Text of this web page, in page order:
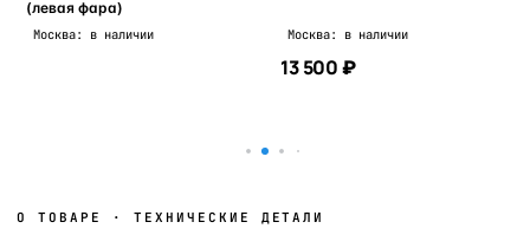
(левая фара)
Москва: в наличии Москва: в наличии
13 500 ₽
О ТОВАРЕ · ТЕХНИЧЕСКИЕ ДЕТАЛИ